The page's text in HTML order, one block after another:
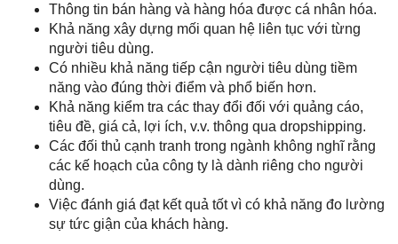
Thông tin bán hàng và hàng hóa được cá nhân hóa.
Khả năng xây dựng mối quan hệ liên tục với từng
người tiêu dùng.
Có nhiều khả năng tiếp cận người tiêu dùng tiềm
năng vào đúng thời điểm và phổ biến hơn.
Khả năng kiểm tra các thay đổi đối với quảng cáo,
tiêu đề, giá cả, lợi ích, v.v. thông qua dropshipping.
Các đối thủ cạnh tranh trong ngành không nghĩ rằng
các kế hoạch của công ty là dành riêng cho người
dùng.
Việc đánh giá đạt kết quả tốt vì có khả năng đo lường
sự tức giận của khách hàng.